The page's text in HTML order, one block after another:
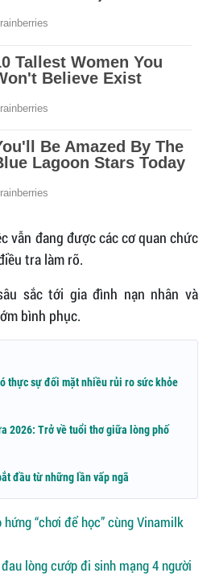
vẫn đang được các cơ quan chức
tra làm rõ.
sắc tới gia đình nạn nhân và
bình phục.
thực sự đối mặt nhiều rủi ro sức khỏe
2026: Trở về tuổi thơ giữa lòng phố
đầu từ những lần vấp ngã
“chơi để học” cùng Vinamilk
lòng cướp đi sinh mạng 4 người